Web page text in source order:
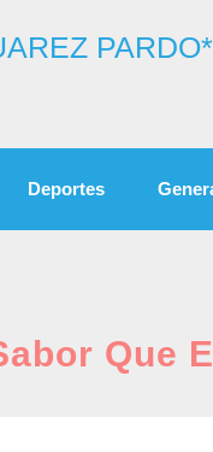
PARDO*
Deportes
Que